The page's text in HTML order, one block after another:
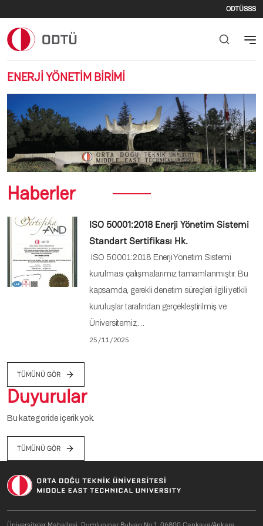
ODTÜSSS
ENERJİ YÖNETİM BİRİMİ
Önceki
Haberler
ISO 50001:2018 Enerji Yönetim Sistemi
Standart Sertifikası Hk.
ISO 50001:2018 Enerji Yönetim Sistemi
kurulması çalışmalarımız tamamlanmıştır. Bu
kapsamda, gerekli denetim süreçleri ilgili yetkili
kuruluşlar tarafından gerçekleştirilmiş ve
Üniversitemiz,…
25/11/2025
TÜMÜNÜ GÖR
Duyurular
Bu kategoride içerik yok.
TÜMÜNÜ GÖR